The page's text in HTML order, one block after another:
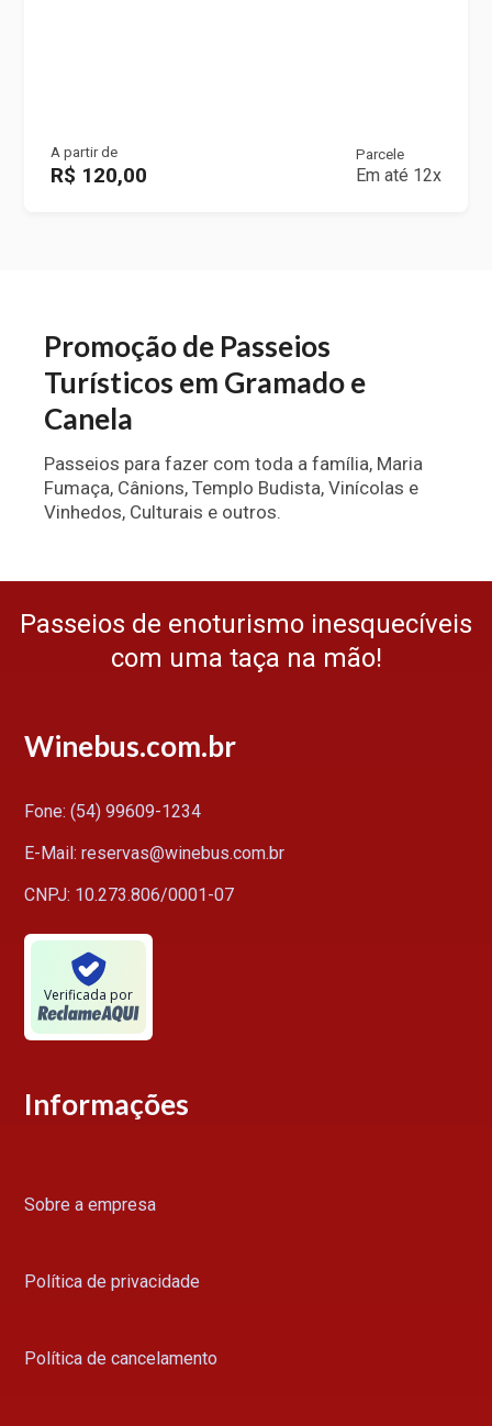
A partir de
R$ 120,00
Parcele
Em até 12x
Promoção de Passeios
Turísticos em Gramado e
Canela
Passeios para fazer com toda a família, Maria
Fumaça, Cânions, Templo Budista, Vinícolas e
Vinhedos, Culturais e outros.
Passeios de enoturismo inesquecíveis
com uma taça na mão!
Winebus.com.br
Fone: (54) 99609-1234
E-Mail: reservas@winebus.com.br
CNPJ: 10.273.806/0001-07
Verificada por
Informações
Sobre a empresa
Política de privacidade
Política de cancelamento